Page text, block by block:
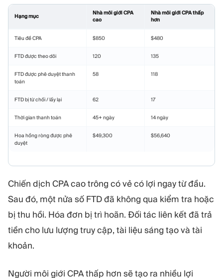
Hạng mục
Nhà môi giới CPA
cao
Nhà môi giới CPA thấp
hơn
Tiêu đề CPA $850 $480
FTD được theo dõi 120 135
FTD được phê duyệt thanh
toán
58 118
FTD bị từ chối / lấy lại 62 17
Thời gian thanh toán 45+ ngày 14 ngày
Hoa hồng ròng được phê
duyệt
$49,300 $56,640
Chiến dịch CPA cao trông có vẻ có lợi ngay từ đầu.
Sau đó, một nửa số FTD đã không qua kiểm tra hoặc
bị thu hồi. Hóa đơn bị trì hoãn. Đối tác liên kết đã trả
tiền cho lưu lượng truy cập, tài liệu sáng tạo và tài
khoản.
Người môi giới CPA thấp hơn sẽ tạo ra nhiều lợi